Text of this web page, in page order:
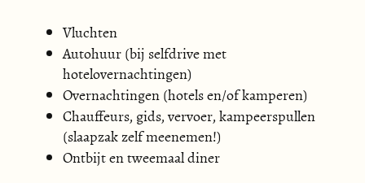
Dag 13 – Empty Quarter-Salalah
Rit van de woestijn naar de Indische Oceaan via
Baleed Archeologisch Museum.
Overnachting in Souly Beach Lodge, Salalah.
Dag 14 – Salalah
Vluchten
Autohuur (bij selfdrive met
hotelovernachtingen)
Overnachtingen (hotels en/of kamperen)
Chauffeurs, gids, vervoer, kampeerspullen
(slaapzak zelf meenemen!)
Ontbijt en tweemaal diner